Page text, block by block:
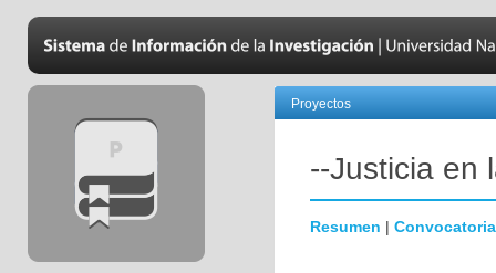
Proyectos
--Justicia en
Resumen | Convocatoria